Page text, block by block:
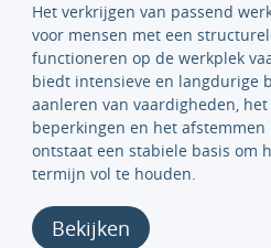
Het verkrijgen van passend
voor mensen met een
functioneren op de werkplek
biedt intensieve en langdurige
aanleren van vaardigheden,
beperkingen en het afstemmen
ontstaat een stabiele basis om
termijn vol te houden.
Bekijken